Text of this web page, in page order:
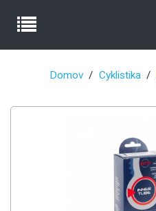
Domov Cyklistika